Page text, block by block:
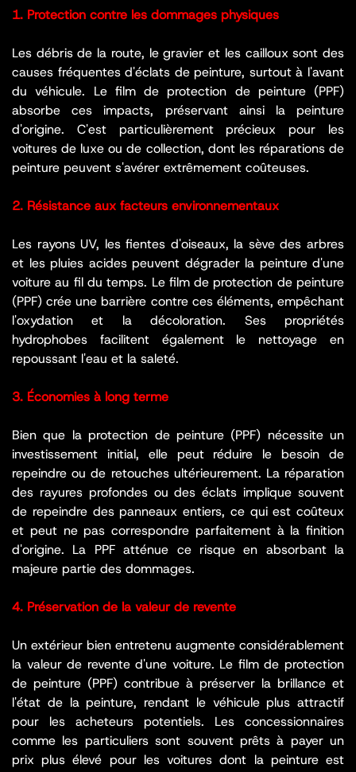
1. Protection contre les dommages physiques
Les débris de la route, le gravier et les cailloux sont des
causes fréquentes d'éclats de peinture, surtout à l'avant
du véhicule. Le film de protection de peinture (PPF)
absorbe ces impacts, préservant ainsi la peinture
d'origine. C'est particulièrement précieux pour les
voitures de luxe ou de collection, dont les réparations de
peinture peuvent s'avérer extrêmement coûteuses.
2. Résistance aux facteurs environnementaux
Les rayons UV, les fientes d'oiseaux, la sève des arbres
et les pluies acides peuvent dégrader la peinture d'une
voiture au fil du temps. Le film de protection de peinture
(PPF) crée une barrière contre ces éléments, empêchant
l'oxydation et la décoloration. Ses propriétés
hydrophobes facilitent également le nettoyage en
repoussant l'eau et la saleté.
3. Économies à long terme
Bien que la protection de peinture (PPF) nécessite un
investissement initial, elle peut réduire le besoin de
repeindre ou de retouches ultérieurement. La réparation
des rayures profondes ou des éclats implique souvent
de repeindre des panneaux entiers, ce qui est coûteux
et peut ne pas correspondre parfaitement à la finition
d'origine. La PPF atténue ce risque en absorbant la
majeure partie des dommages.
4. Préservation de la valeur de revente
Un extérieur bien entretenu augmente considérablement
la valeur de revente d'une voiture. Le film de protection
de peinture (PPF) contribue à préserver la brillance et
l'état de la peinture, rendant le véhicule plus attractif
pour les acheteurs potentiels. Les concessionnaires
comme les particuliers sont souvent prêts à payer un
prix plus élevé pour les voitures dont la peinture est